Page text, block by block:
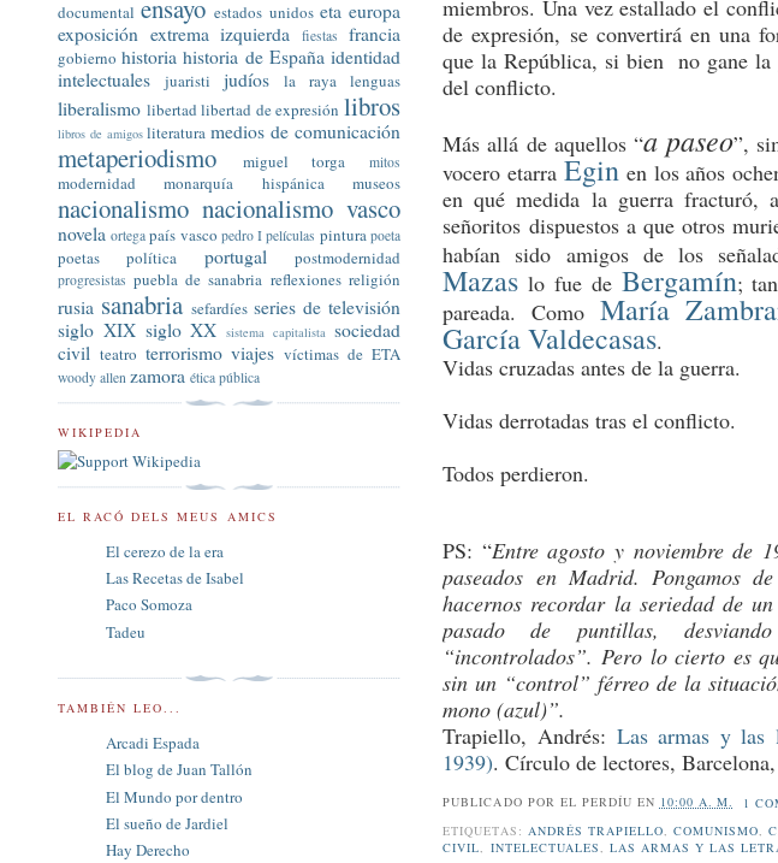
miembros. Una vez estallado el
de expresión, se convertirá en una
que la República, si bien no gane la
del conflicto.
Más allá de aquellos “a paseo”,
vocero etarraEgin en los años
en qué medida la guerra fracturó,
señoritos dispuestos a que otros
habían sido amigos de los
Mazas lo fue de Bergamín;
pareada. Como María
García Valdecasas.
Vidas cruzadas antes de la guerra.
Vidas derrotadas tras el conflicto.
Todos perdieron.
PS: “Entre agosto y noviembre de
paseados en Madrid. Pongamos
hacernos recordar la seriedad de
pasado de puntillas,
“incontrolados”. Pero lo cierto es
sin un “control” férreo de la
mono (azul)”.
Trapiello, Andrés: Las armas y las
1939). Círculo de lectores,
PUBLICADO POR EL PERDÍU EN 10:00 A. M.
1
ETIQUETAS: ANDRÉS TRAPIELLO COMUNISMO
CIVIL
INTELECTUALES LAS ARMAS Y LAS
documental ensayo estados unidos eta europa
exposición extrema izquierda fiestas francia
gobierno historia historia de España identidad
intelectuales
juaristi judíos la raya lenguas
liberalismo libertad libertad de expresión libros
libros de amigos literatura medios de comunicación
metaperiodismo miguel torga mitos
modernidad monarquía hispánica museos
nacionalismo nacionalismo vasco
novela ortega país vasco pedro I películas pintura poeta
poetas política portugal postmodernidad
progresistas puebla de sanabria reflexiones religión
rusia sanabria sefardíes series de televisión
siglo XIX siglo XX sistema capitalista sociedad
civil teatro terrorismo viajes víctimas de ETA
woody allen zamora ética pública
WIKIPEDIA
EL RACÓ DELS MEUS AMICS
El cerezo de la era
Las Recetas de Isabel
Paco Somoza
Tadeu
TAMBIÉN LEO...
Arcadi Espada
El blog de Juan Tallón
El Mundo por dentro
El sueño de Jardiel
Hay Derecho